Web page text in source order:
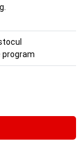
program